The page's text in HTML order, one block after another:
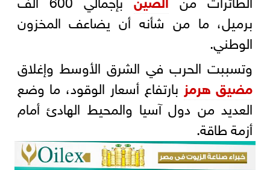
برميل، ما من شأنه أن يضاعف المخزون
الوطني.
وتسببت الحرب في الشرق الأوسط وإغلاق
مضيق هرمز بارتفاع أسعار الوقود، ما وضع
العديد من دول آسيا والمحيط الهادئ أمام
أزمة طاقة.